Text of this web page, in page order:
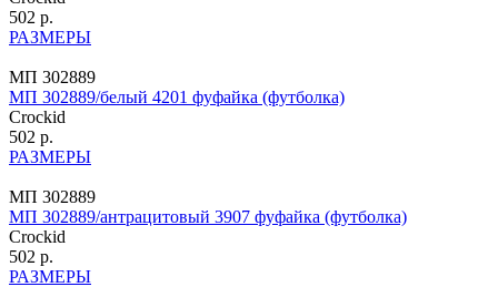
502 р.
РАЗМЕРЫ
МП 302889
МП 302889/белый 4201 фуфайка (футболка)
Crockid
502 р.
РАЗМЕРЫ
МП 302889
МП 302889/антрацитовый 3907 фуфайка (футболка)
Crockid
502 р.
РАЗМЕРЫ